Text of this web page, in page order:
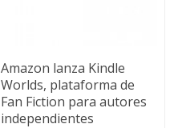
Amazon lanza Kindle
Worlds, plataforma de
Fan Fiction para autores
independientes